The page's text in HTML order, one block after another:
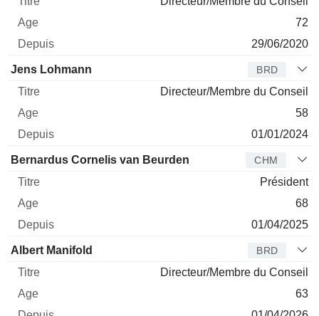
72
29/06/2020
Jens Lohmann BRD
Directeur/Membre du Conseil
58
01/01/2024
Bernardus Cornelis van Beurden CHM
Président
68
01/04/2025
Albert Manifold BRD
Directeur/Membre du Conseil
63